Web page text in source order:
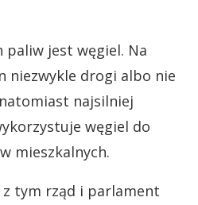
paliw jest węgiel. Na
niezwykle drogi albo nie
najsilniej
węgiel do
mieszkalnych.
z tym rząd i parlament